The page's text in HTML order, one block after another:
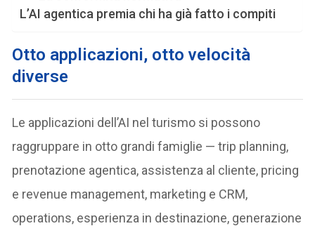
L’AI agentica premia chi ha già fatto i compiti
Otto applicazioni, otto velocità
diverse
Le applicazioni dell’AI nel turismo si possono
raggruppare in otto grandi famiglie — trip planning,
prenotazione agentica, assistenza al cliente, pricing
e revenue management, marketing e CRM,
operations, esperienza in destinazione, generazione